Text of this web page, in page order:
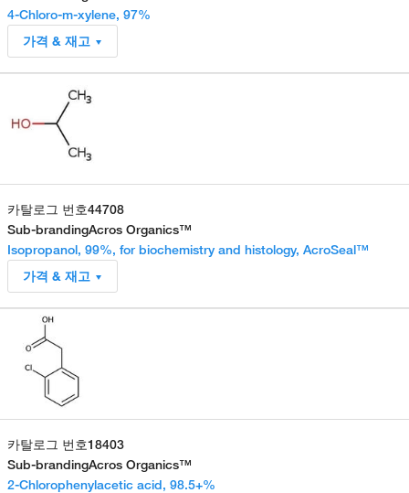
4-Chloro-m-xylene, 97%
가격 & 재고
카탈로그 번호44708
Sub-brandingAcros Organics™
Isopropanol, 99%, for biochemistry and histology, AcroSeal™
가격 & 재고
카탈로그 번호18403
Sub-brandingAcros Organics™
2-Chlorophenylacetic acid, 98.5+%